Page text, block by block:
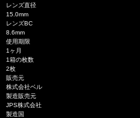
レンズ直径
15.0mm
レンズBC
8.6mm
使用期限
1ヶ月
1箱の枚数
2枚
販売元
株式会社ベル
製造販売元
JPS株式会社
製造国